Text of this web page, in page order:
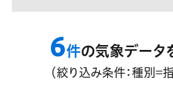
6件の気象データ
（絞り込み条件：種別=